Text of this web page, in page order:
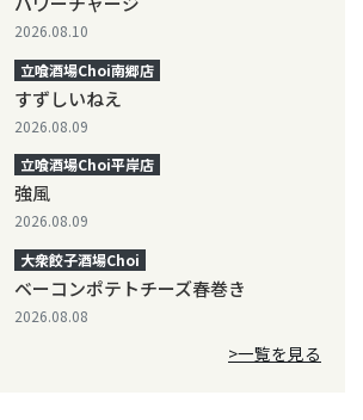
2026.08.10
立喰酒場Choi南郷店
すずしいねえ
2026.08.09
立喰酒場Choi平岸店
強風
2026.08.09
大衆餃子酒場Choi
ベーコンポテトチーズ春巻き
2026.08.08
>一覧を見る